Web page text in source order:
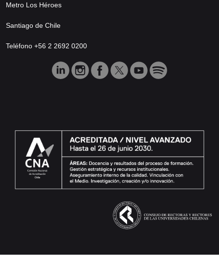
Metro Los Héroes
Santiago de Chile
Teléfono +56 2 2692 0200